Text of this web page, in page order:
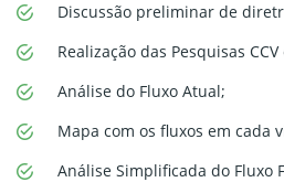
Discussão preliminar de
Realização das Pesquisas CCV
Análise do Fluxo Atual;
Mapa com os fluxos em cada
Análise Simplificada do Fluxo